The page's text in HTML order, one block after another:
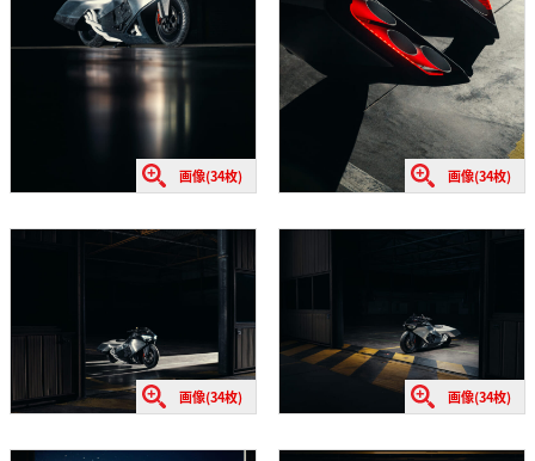
画像(34枚) 画像(34枚)
画像(34枚) 画像(34枚)